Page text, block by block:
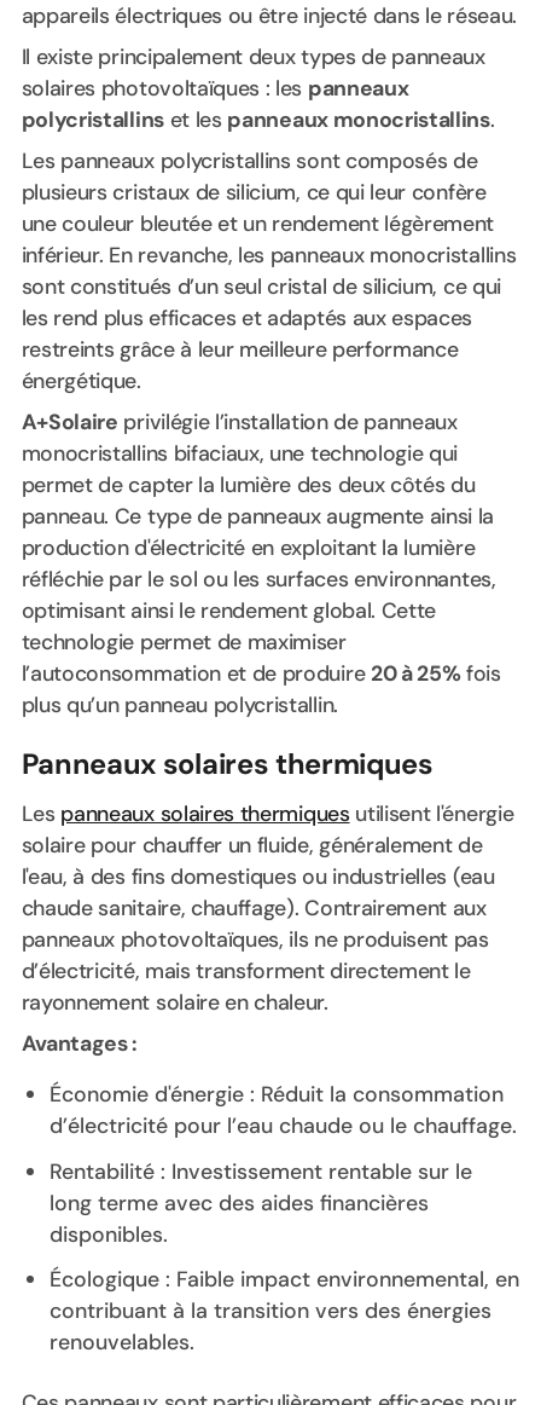
appareils électriques ou être injecté dans le réseau.
Il existe principalement deux types de panneaux
solaires photovoltaïques : les panneaux
polycristallinset les panneaux monocristallins.
Les panneaux polycristallins sont composés de
plusieurs cristaux de silicium, ce qui leur confère
une couleur bleutée et un rendement légèrement
inférieur. En revanche, les panneaux monocristallins
sont constitués d’un seul cristal de silicium, ce qui
les rend plus efficaces et adaptés aux espaces
restreints grâce à leur meilleure performance
énergétique.
A+Solaire privilégie l’installation de panneaux
monocristallins bifaciaux, une technologie qui
permet de capter la lumière des deux côtés du
panneau. Ce type de panneaux augmente ainsi la
production d'électricité en exploitant la lumière
réfléchie par le sol ou les surfaces environnantes,
optimisant ainsi le rendement global. Cette
technologie permet de maximiser
l’autoconsommation et de produire 20 à 25%fois
plus qu’un panneau polycristallin.
Panneaux solaires thermiques
Les panneaux solaires thermiquesutilisent l'énergie
solaire pour chauffer un fluide, généralement de
l'eau, à des fins domestiques ou industrielles (eau
chaude sanitaire, chauffage). Contrairement aux
panneaux photovoltaïques, ils ne produisent pas
d’électricité, mais transforment directement le
rayonnement solaire en chaleur.
Avantages :
Économie d'énergie : Réduit la consommation
d’électricité pour l’eau chaude ou le chauffage.
Rentabilité : Investissement rentable sur le
long terme avec des aides financières
disponibles.
Écologique : Faible impact environnemental, en
contribuant à la transition vers des énergies
renouvelables.